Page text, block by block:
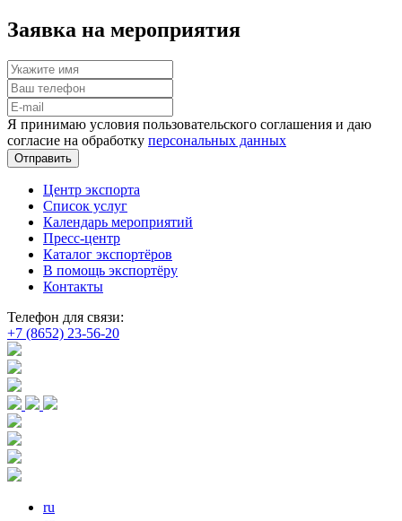
Заявка на мероприятия
Я принимаю условия пользовательского соглашения и даю
согласие на обработку персональных данных
Отправить
Центр экспорта
Список услуг
Календарь мероприятий
Пресс-центр
Каталог экспортёров
В помощь экспортёру
Контакты
Телефон для связи:
+7 (8652) 23-56-20
ru